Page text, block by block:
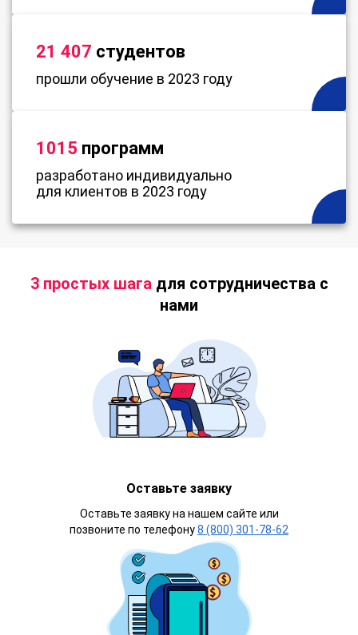
21 407 студентов
прошли обучение в 2023 году
1015 программ
разработано индивидуально
для клиентов в 2023 году
3 простых шагадля сотрудничества с
нами
Оставьте заявку
Оставьте заявку на нашем сайте или
позвоните по телефону8 (800) 301-78-62